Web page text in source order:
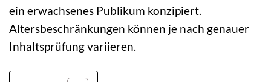
ein erwachsenes Publikum konzipiert.
Altersbeschränkungen können je nach genauer
Inhaltsprüfung variieren.